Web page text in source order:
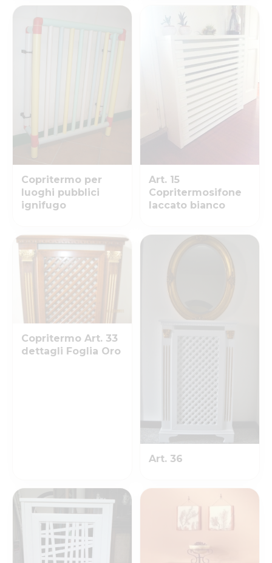
Copritermo per
luoghi pubblici
ignifugo
Art. 15
Copritermosifone
laccato bianco
Copritermo Art. 33
dettagli Foglia Oro
Art. 36